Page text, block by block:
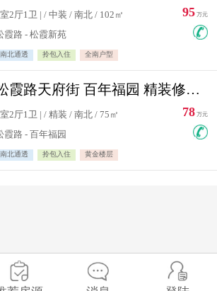
2厅1卫 | / 中装 / 南北 / 102㎡
霞路 - 松霞新苑
南北通透 拎包入住 全南户型
95 万元
松霞路天府街 百年福园 精装修住宅急售
2厅1卫 | / 精装 / 南北 / 75㎡
霞路 - 百年福园
南北通透 拎包入住 黄金楼层
78 万元